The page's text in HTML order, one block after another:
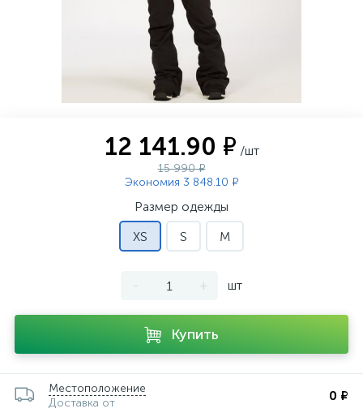
12 141.90 ₽ /шт
15 990 ₽
Экономия 3 848.10 ₽
Размер одежды
XS
S M
- + шт
Купить
Местоположение
Доставка от
0 ₽